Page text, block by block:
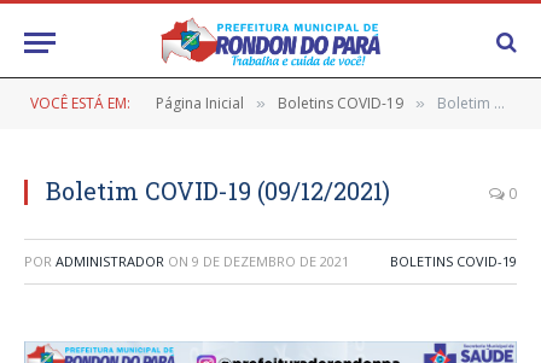
VOCÊ ESTÁ EM: Página Inicial » Boletins COVID-19 » Boletim COVID-19 (09/12/2021)
Boletim COVID-19 (09/12/2021) 0
POR ADMINISTRADOR ON 9 DE DEZEMBRO DE 2021 BOLETINS COVID-19